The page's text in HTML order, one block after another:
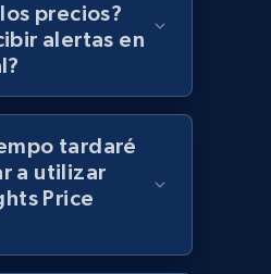
Final price,
price, and more.
Comenzar ahora
data on
keywords
Final price,
precios?
alertas en
tardaré
a utilizar
Price